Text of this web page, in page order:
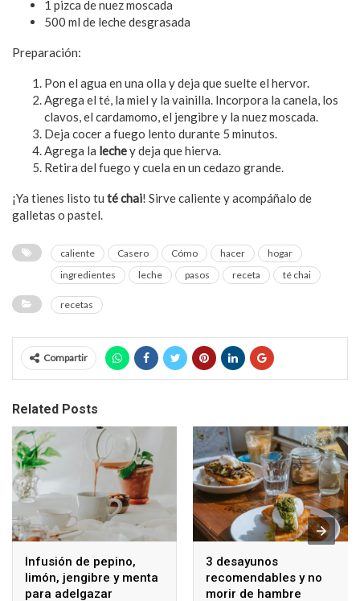
1 pizca de nuez moscada
500 ml de leche desgrasada
Preparación:
Pon el agua en una olla y deja que suelte el hervor.
Agrega el té, la miel y la vainilla. Incorpora la canela, los
clavos, el cardamomo, el jengibre y la nuez moscada.
Deja cocer a fuego lento durante 5 minutos.
Agrega la lechey deja que hierva.
Retira del fuego y cuela en un cedazo grande.
¡Ya tienes listo tu té chai! Sirve caliente y acompáñalo de
galletas o pastel.
caliente Casero Cómo hacer
hogar
ingredientes
leche pasos receta té chai
recetas
Compartir
Related Posts
Infusión de pepino,
limón, jengibre y menta
para adelgazar
3 desayunos
recomendables y no
morir de hambre